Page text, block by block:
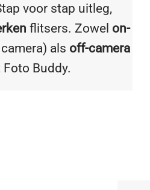
voor stap uitleg,
flitsers. Zowel on-
als off-camera
Foto Buddy.